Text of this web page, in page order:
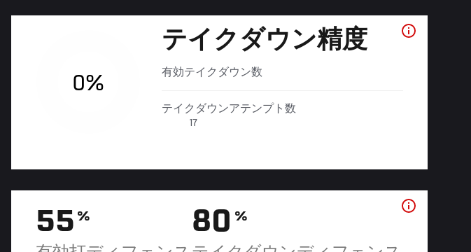
0%
テイクダウン精度
有効テイクダウン数
テイクダウンアテンプト数
17
55 % 80 %